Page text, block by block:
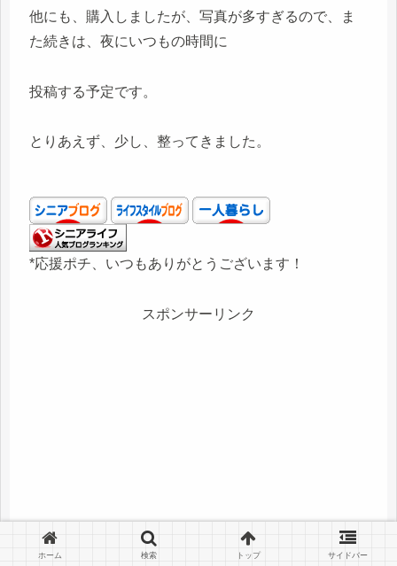
他にも、購入しましたが、写真が多すぎるので、ま
た続きは、夜にいつもの時間に
投稿する予定です。
とりあえず、少し、整ってきました。
*応援ポチ、いつもありがとうございます！
スポンサーリンク
ホーム 検索 トップ サイドバー